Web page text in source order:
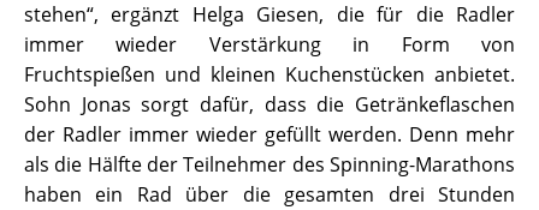
stehen“, ergänzt Helga Giesen, die für die Radler
immer wieder Verstärkung in Form von
Fruchtspießen und kleinen Kuchenstücken anbietet.
Sohn Jonas sorgt dafür, dass die Getränkeflaschen
der Radler immer wieder gefüllt werden. Denn mehr
als die Hälfte der Teilnehmer des Spinning-Marathons
haben ein Rad über die gesamten drei Stunden